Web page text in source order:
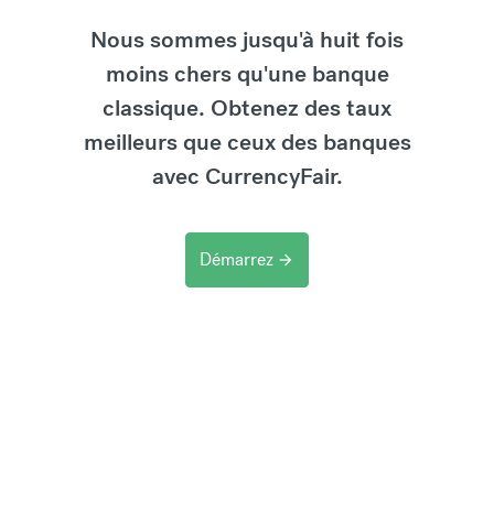
Nous sommes jusqu'à huit fois
moins chers qu'une banque
classique. Obtenez des taux
meilleurs que ceux des banques
avec CurrencyFair.
Démarrez arrow_forward